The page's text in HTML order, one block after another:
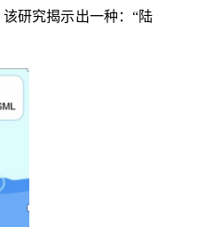
研究揭示出一种：“陆